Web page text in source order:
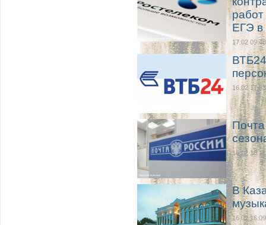
ЕГЭ в
17.02 09:48
16.02 17:33
16.02 16:11
В
16.02 16:09